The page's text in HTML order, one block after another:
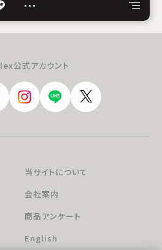
…
公式アカウント
当サイトについて
会社案内
商品アンケート
English